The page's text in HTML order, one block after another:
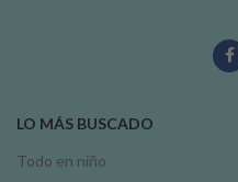
LO MÁS BUSCADO
Todo en niño